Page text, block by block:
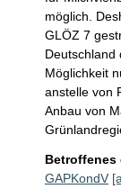
möglich.
GLÖZ 7
Deutschland
Möglichkeit
anstelle von
Anbau von
Betroffenes
GAPKondV